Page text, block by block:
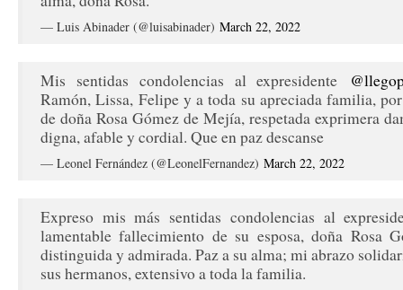
— Luis Abinader (@luisabinader) March 22, 2022
Mis sentidas condolencias al expresidente
Ramón, Lissa, Felipe y a toda su apreciada familia,
de doña Rosa Gómez de Mejía, respetada exprimera
digna, afable y cordial. Que en paz descanse
— Leonel Fernández (@LeonelFernandez) March 22, 2022
Expreso mis más sentidas condolencias al
lamentable fallecimiento de su esposa, doña Rosa
distinguida y admirada. Paz a su alma; mi abrazo
sus hermanos, extensivo a toda la familia.